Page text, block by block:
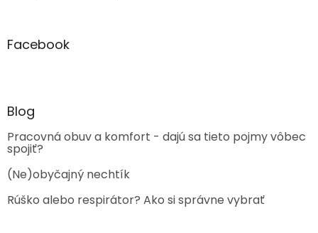
Facebook
Blog
Pracovná obuv a komfort - dajú sa tieto pojmy vôbec
spojiť?
(Ne)obyčajný nechtík
Rúško alebo respirátor? Ako si správne vybrať